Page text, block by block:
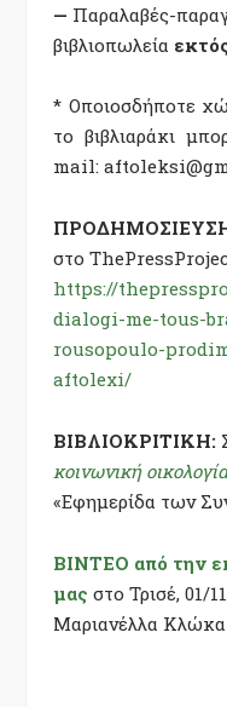
— Παραλαβές-
βιβλιοπωλεία
* Οποιοσδήποτε
το βιβλιαράκι
mail:
στο
https://
dialogi-me-tous-
rousopoulo-
aftolexi/
ΒΙΒΛΙΟΚΡΙΤΙΚΗ:
κοινωνική
«Εφημερίδα των
ΒΙΝΤΕΟ από την
μας στο Τρισέ, 01/
Μαριανέλλα